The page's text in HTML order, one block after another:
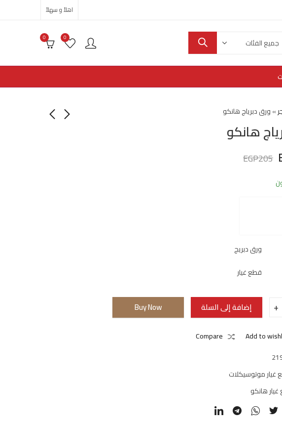
اهلاً و سهلاً
0
0
»ورق دبرياج هانكو
هانكو
EGP205
ورق دبريج
قطع غيار
إضافة إلى السلة Buy Now
Add to
Compare
غيار موتوسيكلات
هانكو